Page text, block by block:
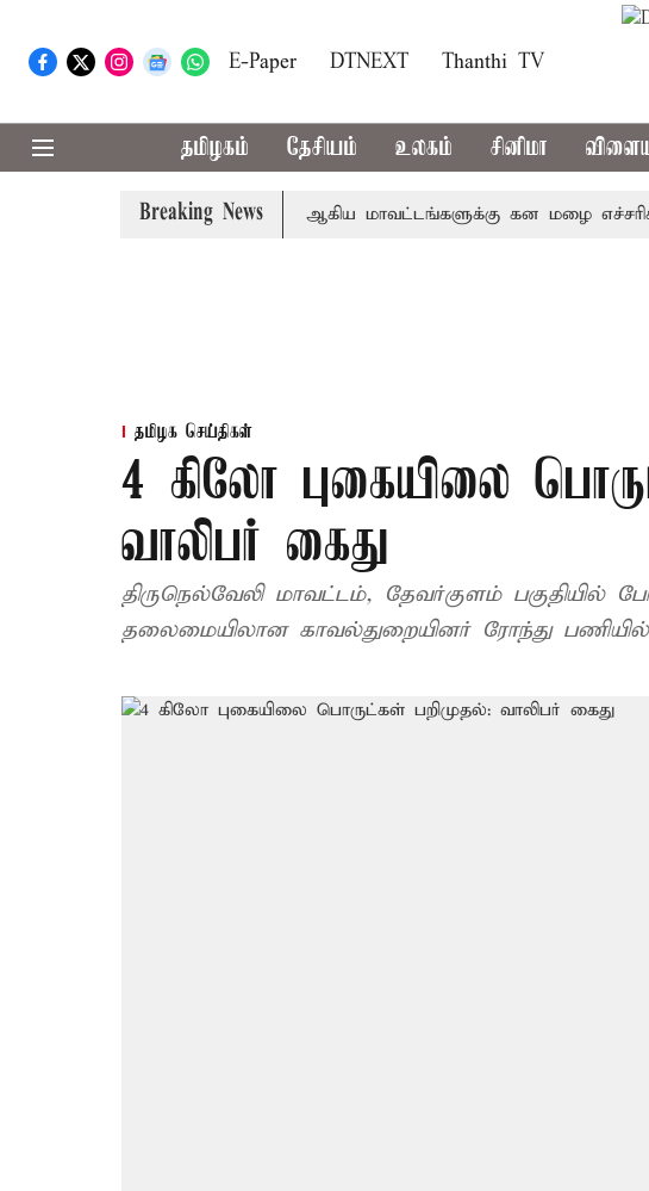
E-Paper DTNEXT Thanthi TV
தமிழகம் தேசியம் உலகம் சினிமா
Breaking News
கோவை, தேனி,நீலகிரி ஆகிய மாவட்டங்களுக்கு கன மழை எச்சரிக்கை
தமிழக செய்திகள்
4 கிலோ புகையிலை
வாலிபர் கைது
திருநெல்வேலி மாவட்டம், தேவர்குளம்
தலைமையிலான